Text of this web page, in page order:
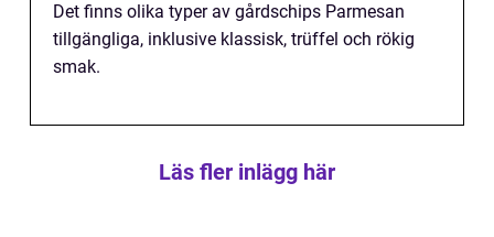
Det finns olika typer av gårdschips Parmesan
tillgängliga, inklusive klassisk, trüffel och rökig
smak.
Läs fler inlägg här